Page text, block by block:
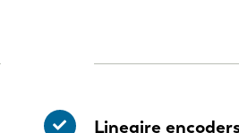
Lineaire